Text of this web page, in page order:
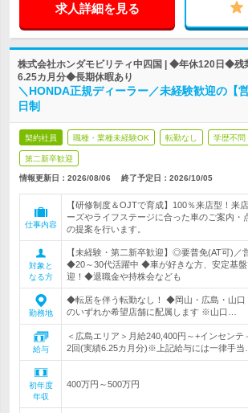
求人詳細を見る
株式会社ホンダモビリティ中四国 | ◆年休120日◆
6.25カ月分◆長期休暇あり
＼HONDA正規ディーラー／未経験歓迎の【
日制
契約社員 職種・業種未経験OK 転勤なし 学歴不問
第二新卒歓迎
情報更新日：2026/08/06 終了予定日： 2026/10/05
仕事内容
【研修制度＆OJTで育成】100％来店型！来
ーズやライフステージに合った車のご案内・
の提案を行います。
対象と
なる方
【未経験・第二新卒歓迎】◎要普免(AT可)／
◆20～30代活躍中 ◆車が好きな方、安定基盤
迎！◆退職金や持株会なども
勤務地
◆転居を伴う転勤なし！ ◆岡山・広島・山口
のいずれか希望店舗に配属します ※山口…
給与
＜広島エリア＞月給240,400円～+インセンテ
2回(実績6.25カ月分)※上記給与には一律手当…
初年度
年収
400万円～500万円